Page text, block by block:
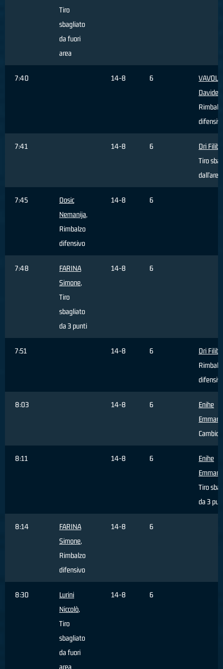
Tiro
sbagliato
da fuori
area
7:40 14-8 6
VAVOLI
Davide
7:41 14-8 6
Dri
Tiro
dall'area
7:45
Dosic
Nemanija,
Rimbalzo
difensivo
14-8 6
7:48
FARINA
Simone,
Tiro
sbagliato
da 3 punti
14-8 6
7:51 14-8 6
Dri
8:03 14-8 6
Enihe
Cambio
8:11 14-8 6
Enihe
Tiro
da 3
8:14
FARINA
Simone,
Rimbalzo
difensivo
14-8 6
8:30
Lurini
Niccolò,
Tiro
sbagliato
da fuori
area
14-8 6